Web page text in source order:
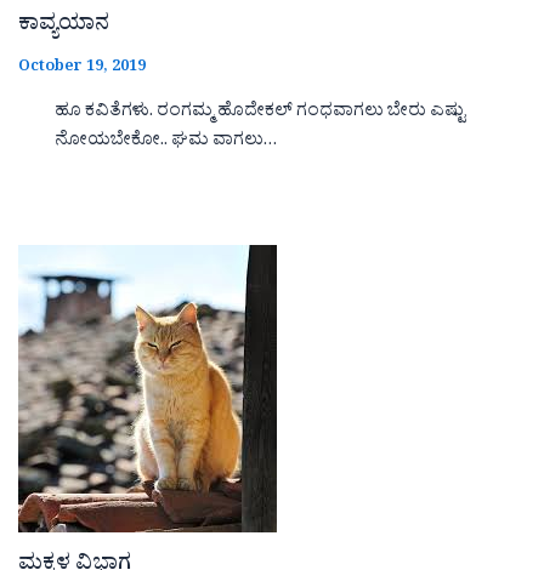
ಕಾವ್ಯಯಾನ
October 19, 2019
ಹೂ ಕವಿತೆಗಳು. ರಂಗಮ್ಮ ಹೊದೇಕಲ್ ಗಂಧವಾಗಲು ಬೇರು ಎಷ್ಟು
ನೋಯಬೇಕೋ.. ಘಮ ವಾಗಲು…